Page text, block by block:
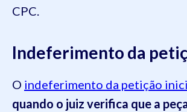
CPC.
Indeferimento da
O indeferimento da petição
quando o juiz verifica que a